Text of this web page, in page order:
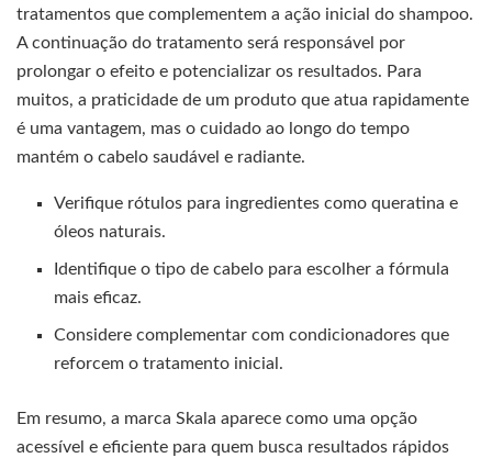
tratamentos que complementem a ação inicial do shampoo.
A continuação do tratamento será responsável por
prolongar o efeito e potencializar os resultados. Para
muitos, a praticidade de um produto que atua rapidamente
é uma vantagem, mas o cuidado ao longo do tempo
mantém o cabelo saudável e radiante.
Verifique rótulos para ingredientes como queratina e
óleos naturais.
Identifique o tipo de cabelo para escolher a fórmula
mais eficaz.
Considere complementar com condicionadores que
reforcem o tratamento inicial.
Em resumo, a marca Skala aparece como uma opção
acessível e eficiente para quem busca resultados rápidos